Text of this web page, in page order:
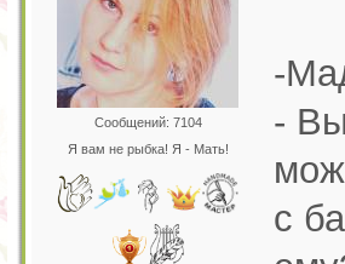
Сообщений: 7104
Я вам не рыбка! Я - Мать!
-
-
с